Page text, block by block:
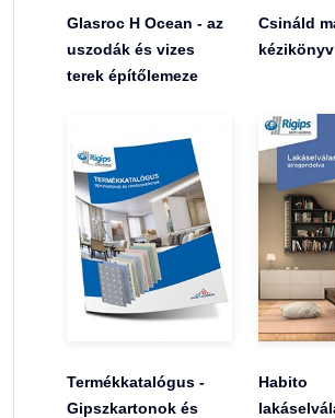
Glasroc H Ocean - az
uszodák és vizes
terek építőlemeze
Csináld
kézikönyv
Termékkatalógus -
Gipszkartonok és
Habito